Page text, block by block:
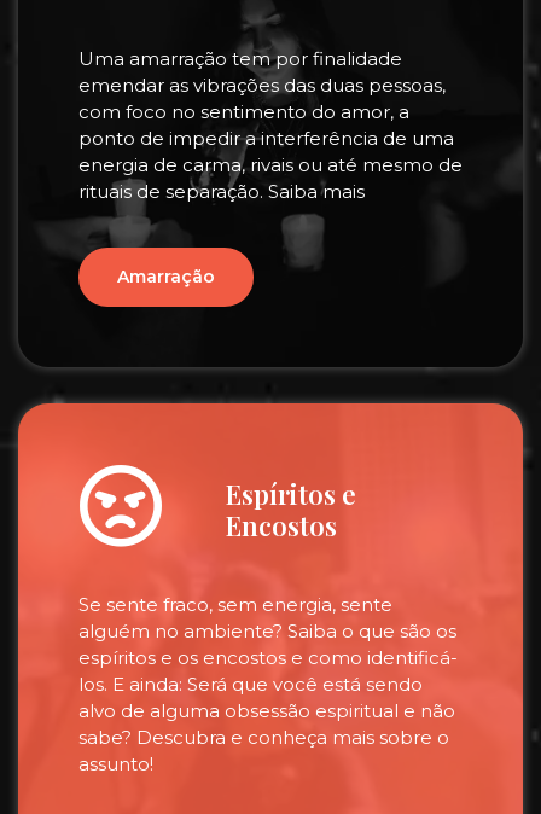
Uma amarração tem por finalidade
emendar as vibrações das duas pessoas,
com foco no sentimento do amor, a
ponto de impedir a interferência de uma
energia de carma, rivais ou até mesmo de
rituais de separação. Saiba mais
Amarração
Espíritos e
Encostos
Se sente fraco, sem energia, sente
alguém no ambiente? Saiba o que são os
espíritos e os encostos e como identificá-
los. E ainda: Será que você está sendo
alvo de alguma obsessão espiritual e não
sabe? Descubra e conheça mais sobre o
assunto!